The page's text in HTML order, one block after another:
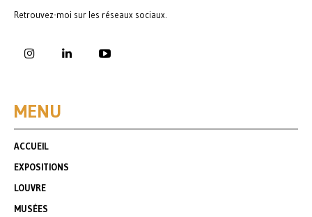
Retrouvez-moi sur les réseaux sociaux.
MENU
ACCUEIL
EXPOSITIONS
LOUVRE
MUSÉES